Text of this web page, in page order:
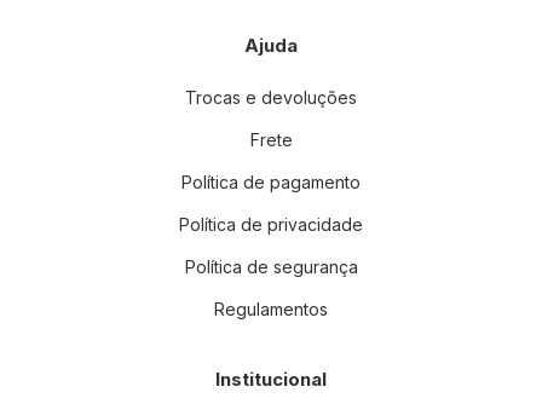
Ajuda
Trocas e devoluções
Frete
Política de pagamento
Política de privacidade
Política de segurança
Regulamentos
Institucional